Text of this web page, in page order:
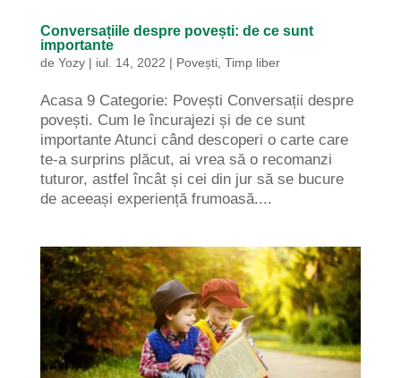
Conversațiile despre povești: de ce sunt
importante
de Yozy| iul. 14, 2022 | Povești, Timp liber
Acasa 9 Categorie: Povești Conversații despre
povești. Cum le încurajezi și de ce sunt
importante Atunci când descoperi o carte care
te-a surprins plăcut, ai vrea să o recomanzi
tuturor, astfel încât și cei din jur să se bucure
de aceeași experiență frumoasă....